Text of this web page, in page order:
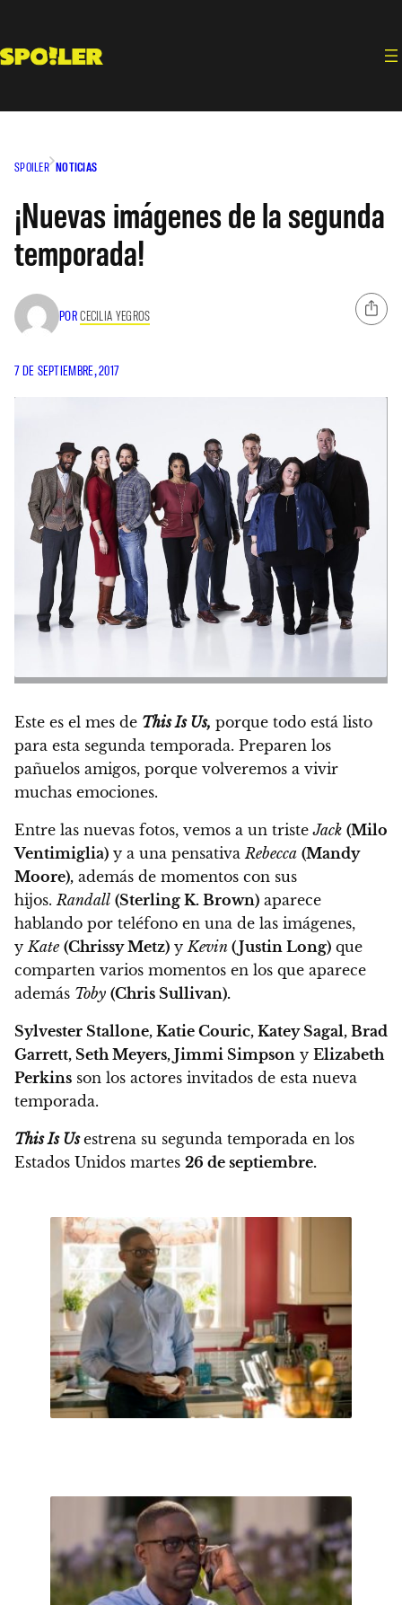
contenido
SPOILER NOTICIAS
¡Nuevas imágenes de la segunda
temporada!
PORCECILIA YEGROS
7 DE SEPTIEMBRE, 2017
Este es el mes de This Is Us, porque todo está listo
para esta segunda temporada. Preparen los
pañuelos amigos, porque volveremos a vivir
muchas emociones.
Entre las nuevas fotos, vemos a un tristeJack (Milo
Ventimiglia) y a una pensativa Rebecca (Mandy
Moore), además de momentos con sus
hijos. Randall (Sterling K. Brown) aparece
hablando por teléfono en una de las imágenes,
y Kate (Chrissy Metz) y Kevin (Justin Long) que
comparten varios momentos en los que aparece
además Toby (Chris Sullivan).
Sylvester Stallone, Katie Couric, Katey Sagal, Brad
Garrett, Seth Meyers, Jimmi Simpson y Elizabeth
Perkins son los actores invitados de esta nueva
temporada.
This Is Us estrena su segunda temporada en los
Estados Unidos martes 26 de septiembre.